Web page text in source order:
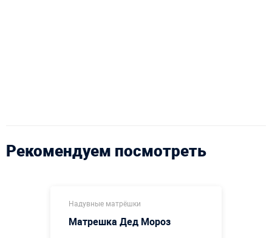
Рекомендуем посмотреть
Надувные матрёшки
Матрешка Дед Мороз